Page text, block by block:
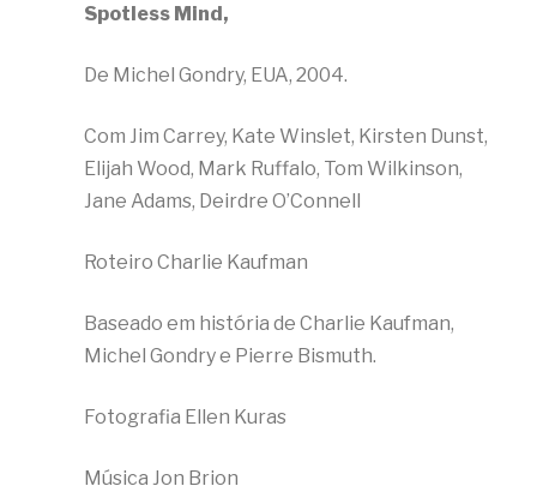
Spotless Mind,
De Michel Gondry, EUA, 2004.
Com Jim Carrey, Kate Winslet, Kirsten Dunst,
Elijah Wood, Mark Ruffalo, Tom Wilkinson,
Jane Adams, Deirdre O’Connell
Roteiro Charlie Kaufman
Baseado em história de Charlie Kaufman,
Michel Gondry e Pierre Bismuth.
Fotografia Ellen Kuras
Música Jon Brion